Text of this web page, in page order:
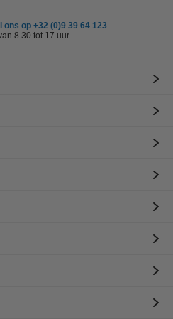
ons op +32 (0)9 39 64 123
8.30 tot 17 uur